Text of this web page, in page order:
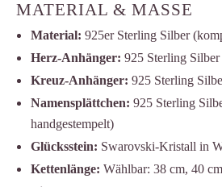
MATERIAL & MASSE
Material: 925er Sterling Silber
Herz-Anhänger: 925 Sterling Silber
Kreuz-Anhänger: 925 Sterling
Namensplättchen: 925 Sterling
handgestempelt)
Glücksstein: Swarovski-Kristall in
Kettenlänge: Wählbar: 38 cm, 40